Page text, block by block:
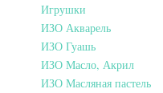
Игрушки
ИЗО Акварель
ИЗО Гуашь
ИЗО Масло, Акрил
ИЗО Масляная пастель